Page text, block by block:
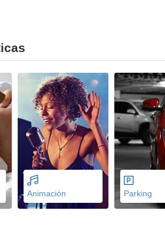
Animación Parking